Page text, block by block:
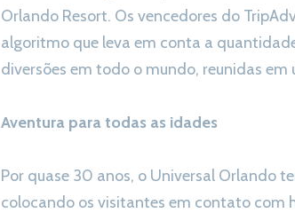
Orlando Resort. Os vencedores do
algoritmo que leva em conta a
diversões em todo o mundo, reunidas em
Aventura para todas as idades
Por quase 30 anos, o Universal Orlando
colocando os visitantes em contato com